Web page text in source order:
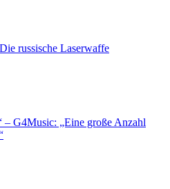
russische Laserwaffe
G4Music: „Eine große Anzahl